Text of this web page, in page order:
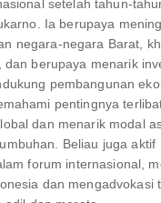
setelah tahun-
Ia berupaya
negara-negara Barat,
dan berupaya menarik
pembangunan
pentingnya
dan menarik modal
Beliau juga aktif
forum internasional,
dan mengadvokasi